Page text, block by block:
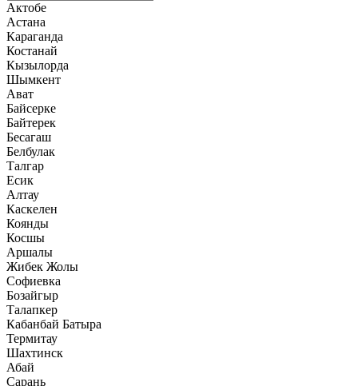
Актобе
Астана
Караганда
Костанай
Кызылорда
Шымкент
Ават
Байсерке
Байтерек
Бесагаш
Белбулак
Талгар
Есик
Алтау
Каскелен
Коянды
Косшы
Аршалы
Жибек Жолы
Софиевка
Бозайгыр
Талапкер
Кабанбай Батыра
Термитау
Шахтинск
Абай
Сарань